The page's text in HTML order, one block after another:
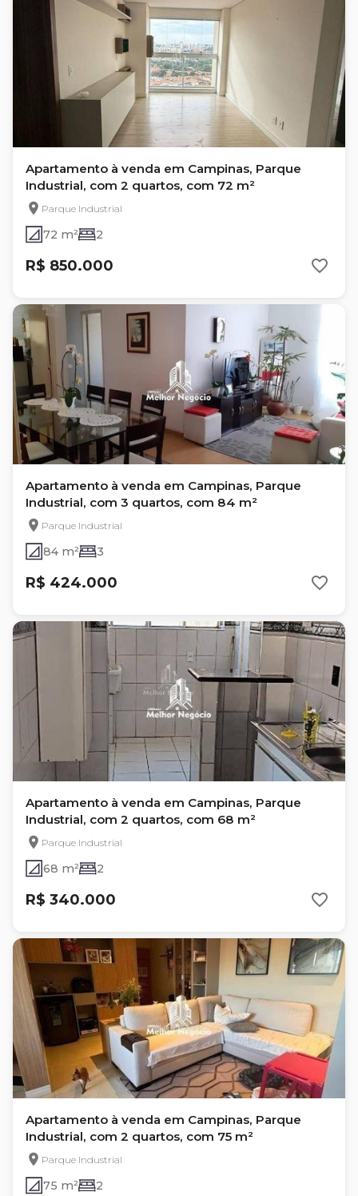
Apartamento à venda em Campinas, Parque
Industrial, com 2 quartos, com 72 m²
Parque Industrial
72 m² 2
R$ 850.000
Apartamento à venda em Campinas, Parque
Industrial, com 3 quartos, com 84 m²
Parque Industrial
84 m² 3
R$ 424.000
Apartamento à venda em Campinas, Parque
Industrial, com 2 quartos, com 68 m²
Parque Industrial
68 m² 2
R$ 340.000
Apartamento à venda em Campinas, Parque
Industrial, com 2 quartos, com 75 m²
Parque Industrial
75 m² 2